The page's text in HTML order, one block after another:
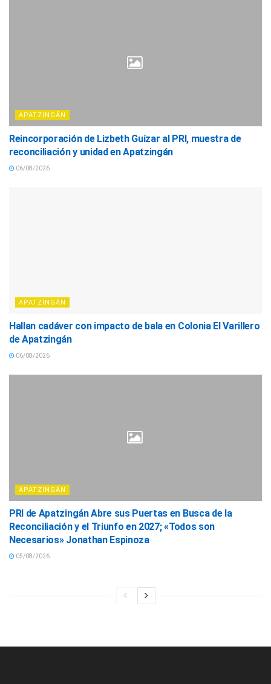
APATZINGÁN
Reincorporación de Lizbeth Guízar al PRI, muestra de
reconciliación y unidad en Apatzingán
06/08/2026
APATZINGÁN
Hallan cadáver con impacto de bala en Colonia El Varillero
de Apatzingán
06/08/2026
APATZINGÁN
PRI de Apatzingán Abre sus Puertas en Busca de la
Reconciliación y el Triunfo en 2027; «Todos son
Necesarios» Jonathan Espinoza
05/08/2026